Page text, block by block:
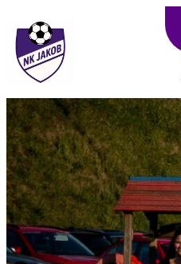
Preskoči
na
vsebino